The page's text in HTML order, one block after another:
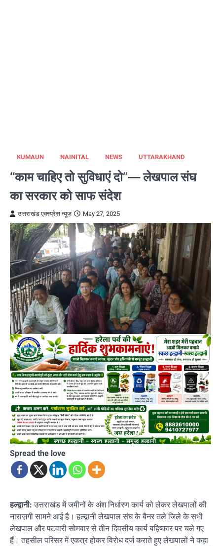
KUMAUN NAINITAL NEWS UTTARAKHAND
“काम चाहिए तो सुविधाएं दो”— लेखपाल संघ
का सरकार को साफ संदेश
उत्तराखंड एक्स्प्रेस न्यूज़ May 27, 2025
Spread the love
हल्द्वानी: उत्तराखंड में जमीनों के अंश निर्धारण कार्य को लेकर लेखपालों की
नाराज़गी सामने आई है। हल्द्वानी लेखपाल संघ के बैनर तले जिले के सभी
लेखपाल और पटवारी सोमवार से तीन दिवसीय कार्य बहिष्कार पर चले गए
हैं। तहसील परिसर में एकत्र होकर विरोध दर्ज कराते हुए लेखपालों ने कहा